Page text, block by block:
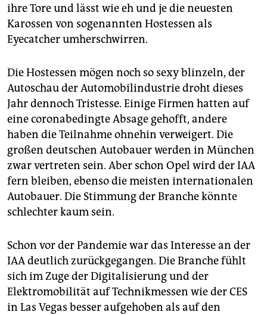
ihre Tore und lässt wie eh und je die neuesten
Karossen von sogenannten Hostessen als
Eyecatcher umherschwirren.
Die Hostessen mögen noch so sexy blinzeln, der
Autoschau der Automobilindustrie droht dieses
Jahr dennoch Tristesse. Einige Firmen hatten auf
eine coronabedingte Absage gehofft, andere
haben die Teilnahme ohnehin verweigert. Die
großen deutschen Autobauer werden in München
zwar vertreten sein. Aber schon Opel wird der IAA
fern bleiben, ebenso die meisten internationalen
Autobauer. Die Stimmung der Branche könnte
schlechter kaum sein.
Schon vor der Pandemie war das Interesse an der
IAA deutlich zurückgegangen. Die Branche fühlt
sich im Zuge der Digitalisierung und der
Elektromobilität auf Technikmessen wie der CES
in Las Vegas besser aufgehoben als auf den